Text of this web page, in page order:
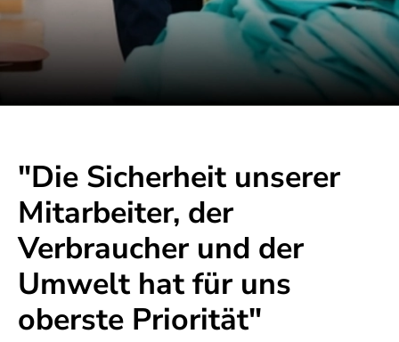
"Die Sicherheit unserer
Mitarbeiter, der
Verbraucher und der
Umwelt hat für uns
oberste Priorität"